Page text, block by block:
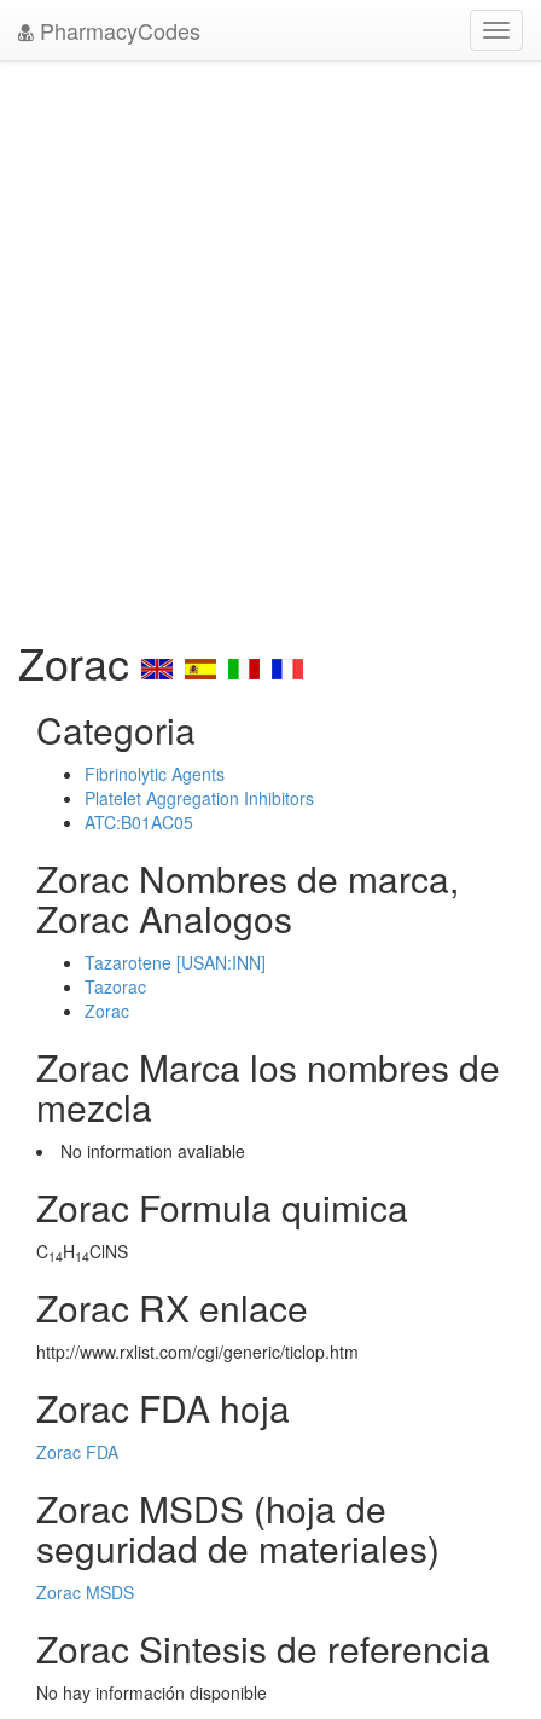
PharmacyCodes
Zorac
Categoria
Fibrinolytic Agents
Platelet Aggregation Inhibitors
ATC:B01AC05
Zorac Nombres de marca,
Zorac Analogos
Tazarotene [USAN:INN]
Tazorac
Zorac
Zorac Marca los nombres de
mezcla
No information avaliable
Zorac Formula quimica
C14H14ClNS
Zorac RX enlace
http://www.rxlist.com/cgi/generic/ticlop.htm
Zorac FDA hoja
Zorac FDA
Zorac MSDS (hoja de
seguridad de materiales)
Zorac MSDS
Zorac Sintesis de referencia
No hay información disponible